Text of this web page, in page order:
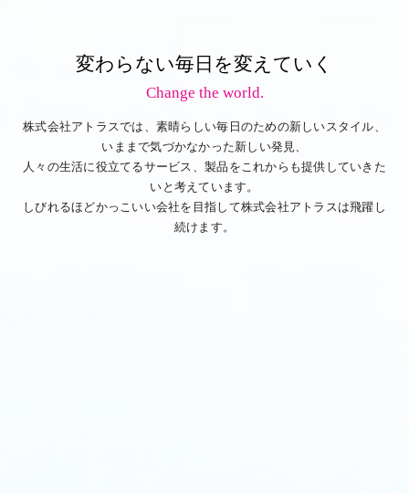
変わらない毎日を変えていく
Change the world.
株式会社アトラスでは、素晴らしい毎日のための新しいスタイル、
いままで気づかなかった新しい発見、
人々の生活に役立てるサービス、製品をこれからも提供していきた
いと考えています。
しびれるほどかっこいい会社を目指して株式会社アトラスは飛躍し
続けます。